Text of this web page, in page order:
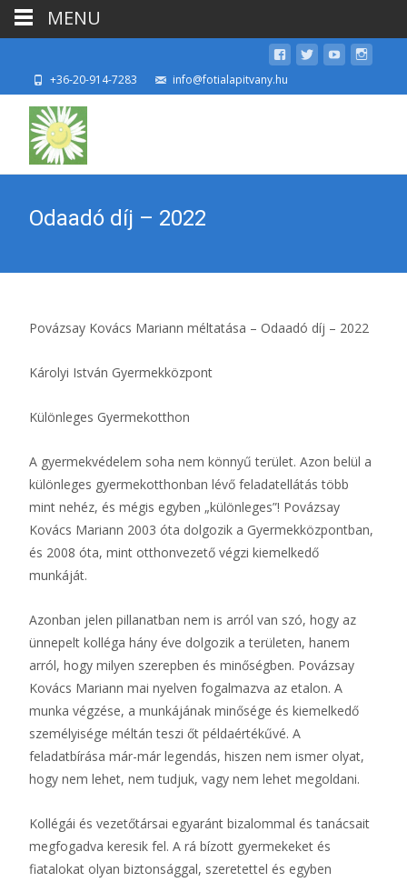
+36-20-914-7283 info@fotialapitvany.hu
Odaadó díj – 2022
Povázsay Kovács Mariann méltatása – Odaadó díj – 2022
Károlyi István Gyermekközpont
Különleges Gyermekotthon
A gyermekvédelem soha nem könnyű terület. Azon belül a
különleges gyermekotthonban lévő feladatellátás több
mint nehéz, és mégis egyben „különleges”! Povázsay
Kovács Mariann 2003 óta dolgozik a Gyermekközpontban,
és 2008 óta, mint otthonvezető végzi kiemelkedő
munkáját.
Azonban jelen pillanatban nem is arról van szó, hogy az
ünnepelt kolléga hány éve dolgozik a területen, hanem
arról, hogy milyen szerepben és minőségben. Povázsay
Kovács Mariann mai nyelven fogalmazva az etalon. A
munka végzése, a munkájának minősége és kiemelkedő
személyisége méltán teszi őt példaértékűvé. A
feladatbírása már-már legendás, hiszen nem ismer olyat,
hogy nem lehet, nem tudjuk, vagy nem lehet megoldani.
Kollégái és vezetőtársai egyaránt bizalommal és tanácsait
megfogadva keresik fel. A rá bízott gyermekeket és
fiatalokat olyan biztonsággal, szeretettel és egyben
MENU